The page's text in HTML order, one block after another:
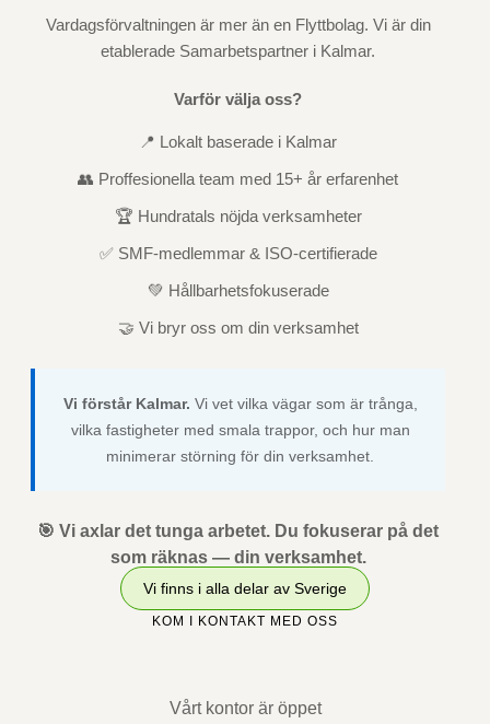
Vardagsförvaltningen är mer än en Flyttbolag. Vi är din
etablerade Samarbetspartner i Kalmar.
Varför välja oss?
📍 Lokalt baserade i Kalmar
👥 Proffesionella team med 15+ år erfarenhet
🏆 Hundratals nöjda verksamheter
✅ SMF-medlemmar & ISO-certifierade
💚 Hållbarhetsfokuserade
🤝 Vi bryr oss om din verksamhet
Vi förstår Kalmar. Vi vet vilka vägar som är trånga,
vilka fastigheter med smala trappor, och hur man
minimerar störning för din verksamhet.
🎯 Vi axlar det tunga arbetet. Du fokuserar på det
som räknas — din verksamhet.
Vi finns i alla delar av Sverige
KOM I KONTAKT MED OSS
Vårt kontor är öppet